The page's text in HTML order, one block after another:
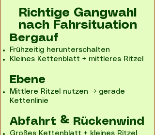
Richtige Gangwahl
nach Fahrsituation
Bergauf
Frühzeitig herunterschalten
Kleines Kettenblatt + mittleres Ritzel
Ebene
Mittlere Ritzel nutzen → gerade
Kettenlinie
Abfahrt & Rückenwind
Großes Kettenblatt + kleines Ritzel